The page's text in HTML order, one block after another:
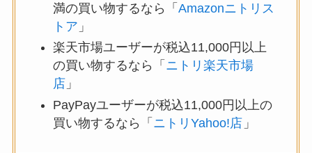
満の買い物するなら「 Amazonニトリス
トア 」
楽天市場ユーザーが税込11,000円以上
の買い物するなら「 ニトリ楽天市場
店」
PayPayユーザーが税込11,000円以上の
買い物するなら「 ニトリYahoo!店 」